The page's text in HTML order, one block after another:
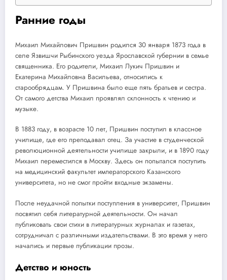
Ранние годы
Михаил Михайлович Пришвин родился 30 января 1873 года в
селе Язвишчи Рыбинского уезда Ярославской губернии в семье
священника. Его родители, Михаил Лукич Пришвин и
Екатерина Михайловна Васильева, относились к
старообрядцам. У Пришвина было еще пять братьев и сестра.
От самого детства Михаил проявлял склонность к чтению и
музыке.
В 1883 году, в возрасте 10 лет, Пришвин поступил в классное
училище, где его преподавал отец. За участие в студенческой
революционной деятельности училище закрыли, и в 1890 году
Михаил переместился в Москву. Здесь он попытался поступить
на медицинский факультет императорского Казанского
университета, но не смог пройти входные экзамены.
После неудачной попытки поступления в университет, Пришвин
посвятил себя литературной деятельности. Он начал
публиковать свои стихи в литературных журналах и газетах,
сотрудничал с различными издательствами. В это время у него
начались и первые публикации прозы.
Детство и юность